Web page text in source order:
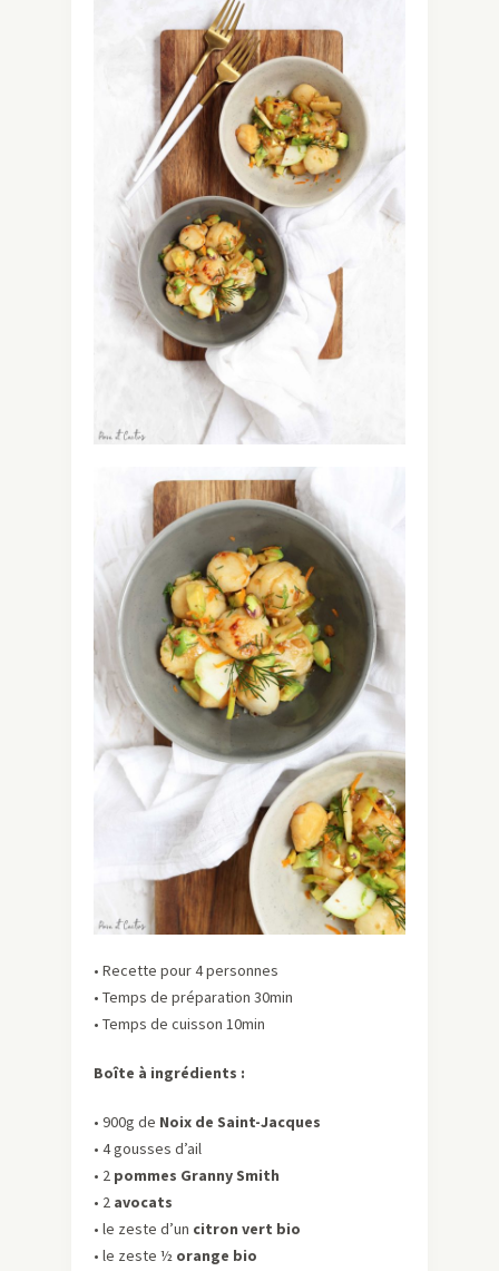
• Recette pour 4 personnes
• Temps de préparation 30min
• Temps de cuisson 10min
Boîte à ingrédients :
• 900g de Noix de Saint-Jacques
• 4 gousses d’ail
• 2 pommes Granny Smith
• 2 avocats
• le zeste d’un citron vert bio
• le zeste ½ orange bio